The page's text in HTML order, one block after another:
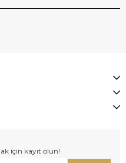
için kayıt olun!